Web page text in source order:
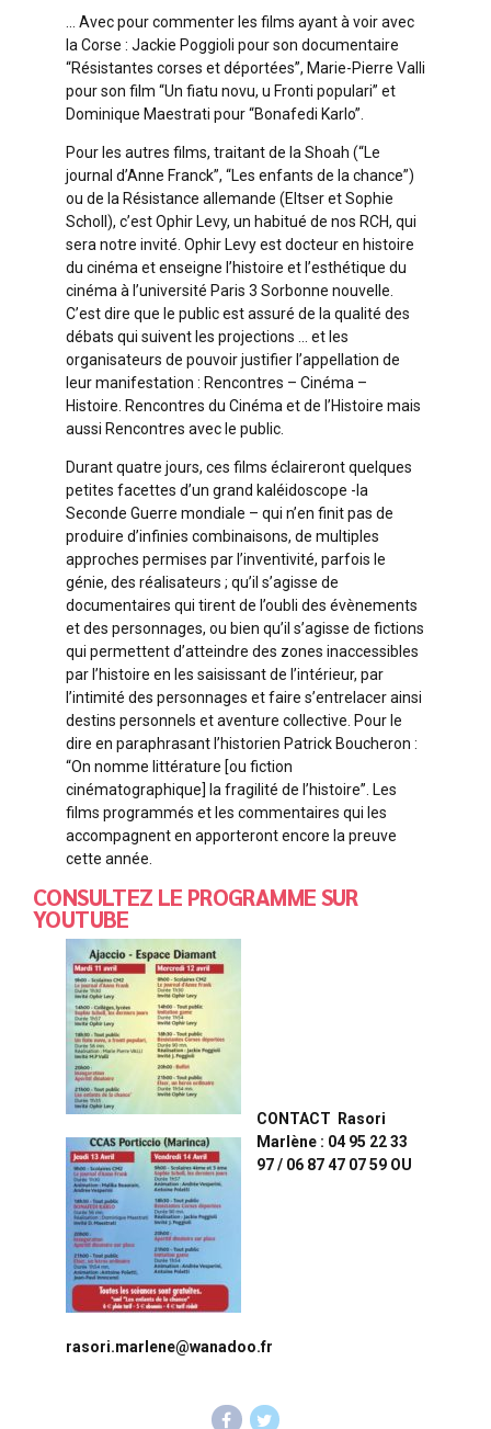
… Avec pour commenter les films ayant à voir avec
la Corse : Jackie Poggioli pour son documentaire
“Résistantes corses et déportées”, Marie-Pierre Valli
pour son film “Un fiatu novu, u Fronti populari” et
Dominique Maestrati pour “Bonafedi Karlo”.
Pour les autres films, traitant de la Shoah (“Le
journal d’Anne Franck”, “Les enfants de la chance”)
ou de la Résistance allemande (Eltser et Sophie
Scholl), c’est Ophir Levy, un habitué de nos RCH, qui
sera notre invité. Ophir Levy est docteur en histoire
du cinéma et enseigne l’histoire et l’esthétique du
cinéma à l’université Paris 3 Sorbonne nouvelle.
C’est dire que le public est assuré de la qualité des
débats qui suivent les projections … et les
organisateurs de pouvoir justifier l’appellation de
leur manifestation : Rencontres – Cinéma –
Histoire. Rencontres du Cinéma et de l’Histoire mais
aussi Rencontres avec le public.
Durant quatre jours, ces films éclaireront quelques
petites facettes d’un grand kaléidoscope -la
Seconde Guerre mondiale – qui n’en finit pas de
produire d’infinies combinaisons, de multiples
approches permises par l’inventivité, parfois le
génie, des réalisateurs ; qu’il s’agisse de
documentaires qui tirent de l’oubli des évènements
et des personnages, ou bien qu’il s’agisse de fictions
qui permettent d’atteindre des zones inaccessibles
par l’histoire en les saisissant de l’intérieur, par
l’intimité des personnages et faire s’entrelacer ainsi
destins personnels et aventure collective. Pour le
dire en paraphrasant l’historien Patrick Boucheron :
“On nomme littérature [ou fiction
cinématographique] la fragilité de l’histoire”. Les
films programmés et les commentaires qui les
accompagnent en apporteront encore la preuve
cette année.
CONSULTEZ LE PROGRAMME SUR
YOUTUBE
CONTACT Rasori
Marlène : 04 95 22 33
97 / 06 87 47 07 59 OU
rasori.marlene@wanadoo.fr